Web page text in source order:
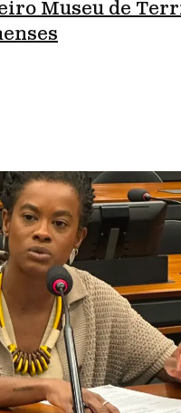
Museu de